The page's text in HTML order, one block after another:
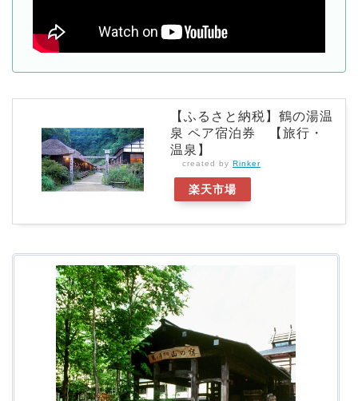
【ふるさと納税】鶴の湯温
泉 ペア宿泊券 【旅行・
温泉】
created by Rinker
楽天市場